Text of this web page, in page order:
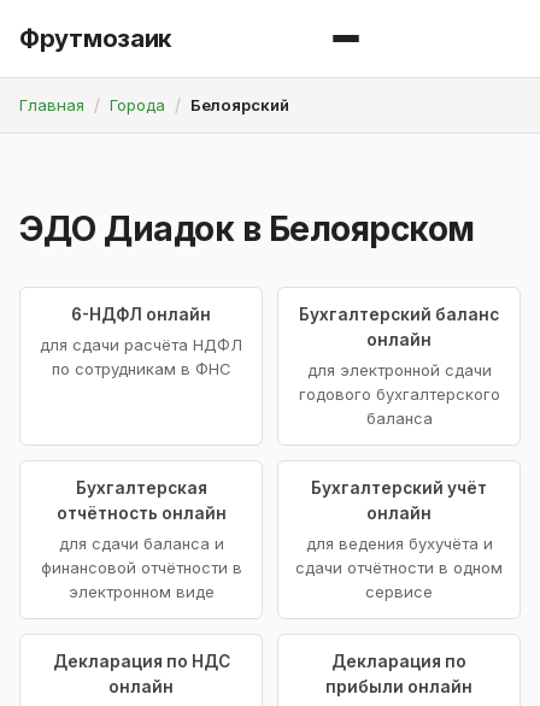
Фрутмозаик
Главная Города Белоярский
ЭДО Диадок в Белоярском
6-НДФЛ онлайн
для сдачи расчёта НДФЛ
по сотрудникам в ФНС
Бухгалтерский баланс
онлайн
для электронной сдачи
годового бухгалтерского
баланса
Бухгалтерская
отчётность онлайн
для сдачи баланса и
финансовой отчётности в
электронном виде
Бухгалтерский учёт
онлайн
для ведения бухучёта и
сдачи отчётности в одном
сервисе
Декларация по НДС
онлайн
Декларация по
прибыли онлайн